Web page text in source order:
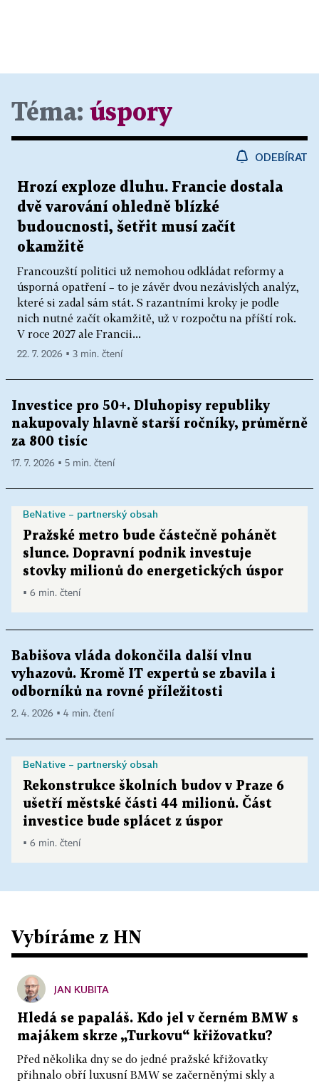
Téma: úspory
ODEBÍRAT
Hrozí exploze dluhu. Francie dostala
dvě varování ohledně blízké
budoucnosti, šetřit musí začít
okamžitě
Francouzští politici už nemohou odkládat reformy a
úsporná opatření – to je závěr dvou nezávislých analýz,
které si zadal sám stát. S razantními kroky je podle
nich nutné začít okamžitě, už v rozpočtu na příští rok.
V roce 2027 ale Francii...
22. 7. 2026 ▪ 3 min. čtení
Investice pro 50+. Dluhopisy republiky
nakupovaly hlavně starší ročníky, průměrně
za 800 tisíc
17. 7. 2026 ▪ 5 min. čtení
BeNative – partnerský obsah
Pražské metro bude částečně pohánět
slunce. Dopravní podnik investuje
stovky milionů do energetických úspor
▪ 6 min. čtení
Babišova vláda dokončila další vlnu
vyhazovů. Kromě IT expertů se zbavila i
odborníků na rovné příležitosti
2. 4. 2026 ▪ 4 min. čtení
BeNative – partnerský obsah
Rekonstrukce školních budov v Praze 6
ušetří městské části 44 milionů. Část
investice bude splácet z úspor
▪ 6 min. čtení
Vybíráme z HN
JAN KUBITA
Hledá se papaláš. Kdo jel v černém BMW s
majákem skrze „Turkovu“ křižovatku?
Před několika dny se do jedné pražské křižovatky
přihnalo obří luxusní BMW se začerněnými skly a